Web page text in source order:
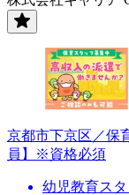
京都市下京区／保
員】※資格必須
幼児教育スタ